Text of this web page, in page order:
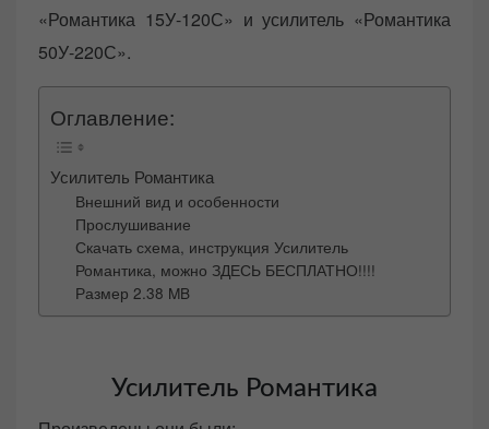
«Романтика 15У-120С» и усилитель «Романтика
50У-220С».
Оглавление:
Усилитель Романтика
Внешний вид и особенности
Прослушивание
Скачать схема, инструкция Усилитель
Романтика, можно ЗДЕСЬ БЕСПЛАТНО!!!!
Размер 2.38 MB
Усилитель Романтика